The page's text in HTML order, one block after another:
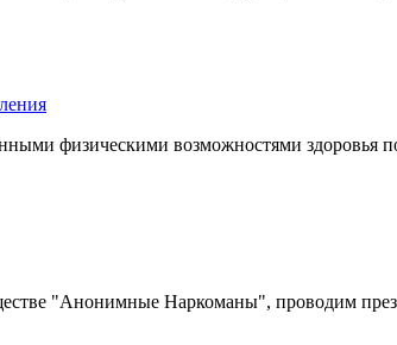
физическими возможностями
"Анонимные Наркоманы", проводим